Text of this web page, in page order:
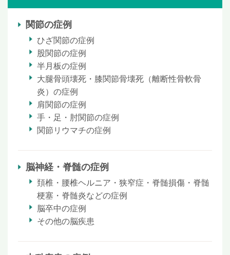
関節の症例
ひざ関節の症例
股関節の症例
半月板の症例
大腿骨頭壊死・膝関節骨壊死（離断性骨軟骨
炎）の症例
肩関節の症例
手・足・肘関節の症例
関節リウマチの症例
脳神経・脊髄の症例
頚椎・腰椎ヘルニア・狭窄症・脊髄損傷・脊髄
梗塞・脊髄炎などの症例
脳卒中の症例
その他の脳疾患